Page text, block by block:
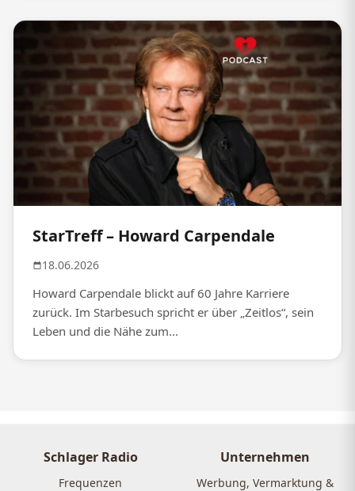
StarTreff – Howard Carpendale
18.06.2026
Howard Carpendale blickt auf 60 Jahre Karriere
zurück. Im Starbesuch spricht er über „Zeitlos“, sein
Leben und die Nähe zum...
Schlager Radio
Frequenzen
Unternehmen
Werbung, Vermarktung &